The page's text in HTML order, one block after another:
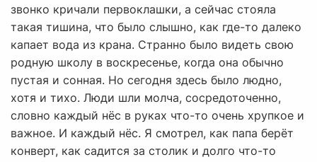
звонко кричали первоклашки, а сейчас стояла
такая тишина, что было слышно, как где-то далеко
капает вода из крана. Странно было видеть свою
родную школу в воскресенье, когда она обычно
пустая и сонная. Но сегодня здесь было людно,
хотя и тихо. Люди шли молча, сосредоточенно,
словно каждый нёс в руках что-то очень хрупкое и
важное. И каждый нёс. Я смотрел, как папа берёт
конверт, как садится за столик и долго что-то